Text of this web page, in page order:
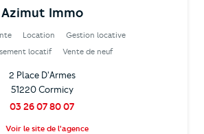
Azimut Immo
Location
Gestion locative
locatif
Vente de neuf
2 Place D'Armes
51220 Cormicy
03 26 07 80 07
Voir le site de l'agence